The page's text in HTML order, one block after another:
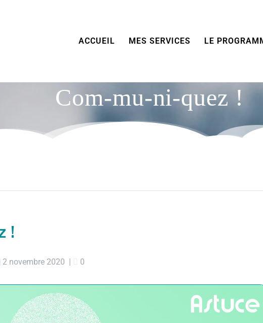
ACCUEIL MES SERVICES LE
Com-mu-ni-quez !
!
2 novembre 2020 | 0